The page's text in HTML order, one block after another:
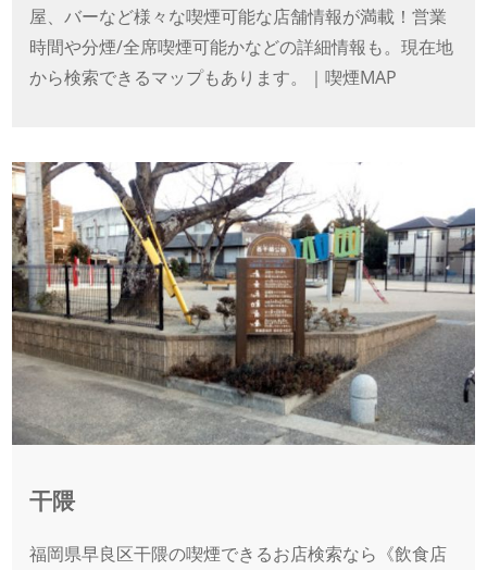
屋、バーなど様々な喫煙可能な店舗情報が満載！営業
時間や分煙/全席喫煙可能かなどの詳細情報も。現在地
から検索できるマップもあります。｜喫煙MAP
干隈
福岡県早良区干隈の喫煙できるお店検索なら《飲食店